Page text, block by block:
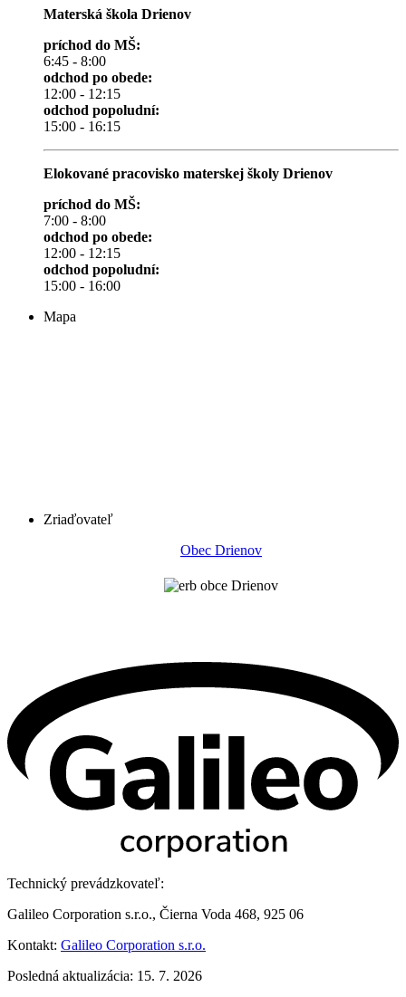
Materská škola Drienov
príchod do MŠ:
6:45 - 8:00
odchod po obede:
12:00 - 12:15
odchod popoludní:
15:00 - 16:15
Elokované pracovisko materskej školy Drienov
príchod do MŠ:
7:00 - 8:00
odchod po obede:
12:00 - 12:15
odchod popoludní:
15:00 - 16:00
Mapa
Zriaďovateľ
Obec Drienov
Technický prevádzkovateľ:
Galileo Corporation s.r.o., Čierna Voda 468, 925 06
Kontakt: Galileo Corporation s.r.o.
Posledná aktualizácia: 15. 7. 2026